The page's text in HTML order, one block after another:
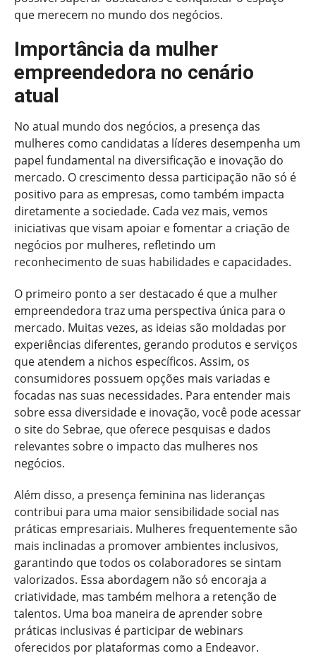
que merecem no mundo dos negócios.
Importância da mulher
empreendedora no cenário
atual
No atual mundo dos negócios, a presença das
mulheres como candidatas a líderes desempenha um
papel fundamental na diversificação e inovação do
mercado. O crescimento dessa participação não só é
positivo para as empresas, como também impacta
diretamente a sociedade. Cada vez mais, vemos
iniciativas que visam apoiar e fomentar a criação de
negócios por mulheres, refletindo um
reconhecimento de suas habilidades e capacidades.
O primeiro ponto a ser destacado é que a mulher
empreendedora traz uma perspectiva única para o
mercado. Muitas vezes, as ideias são moldadas por
experiências diferentes, gerando produtos e serviços
que atendem a nichos específicos. Assim, os
consumidores possuem opções mais variadas e
focadas nas suas necessidades. Para entender mais
sobre essa diversidade e inovação, você pode acessar
o site do Sebrae, que oferece pesquisas e dados
relevantes sobre o impacto das mulheres nos
negócios.
Além disso, a presença feminina nas lideranças
contribui para uma maior sensibilidade social nas
práticas empresariais. Mulheres frequentemente são
mais inclinadas a promover ambientes inclusivos,
garantindo que todos os colaboradores se sintam
valorizados. Essa abordagem não só encoraja a
criatividade, mas também melhora a retenção de
talentos. Uma boa maneira de aprender sobre
práticas inclusivas é participar de webinars
oferecidos por plataformas como a Endeavor.